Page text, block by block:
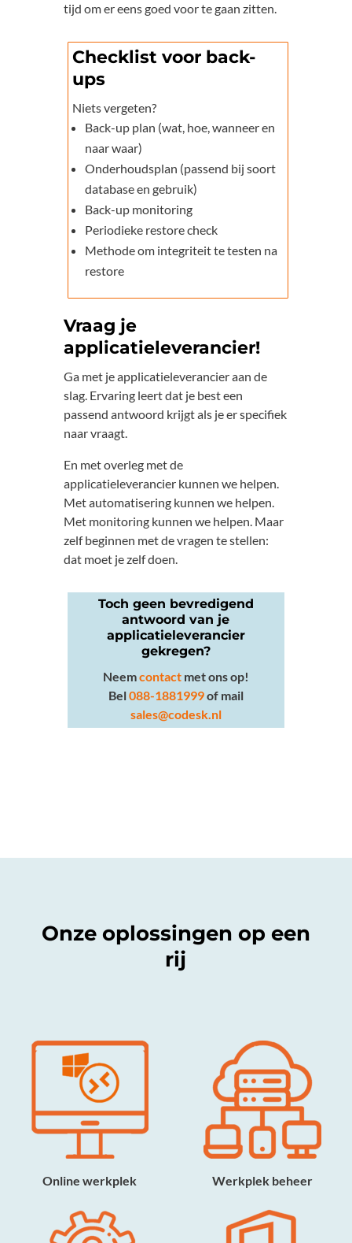
tijd om er eens goed voor te gaan zitten.
Checklist voor back-
ups
Niets vergeten?
Back-up plan (wat, hoe, wanneer en
naar waar)
Onderhoudsplan (passend bij soort
database en gebruik)
Back-up monitoring
Periodieke restore check
Methode om integriteit te testen na
restore
Vraag je
applicatieleverancier!
Ga met je applicatieleverancier aan de
slag. Ervaring leert dat je best een
passend antwoord krijgt als je er specifiek
naar vraagt.
En met overleg met de
applicatieleverancier kunnen we helpen.
Met automatisering kunnen we helpen.
Met monitoring kunnen we helpen. Maar
zelf beginnen met de vragen te stellen:
dat moet je zelf doen.
Toch geen bevredigend
antwoord van je
applicatieleverancier
gekregen?
Neemcontactmet ons op!
Bel088-1881999of mail
sales@codesk.nl
Onze oplossingen op een
rij
Online werkplek Werkplek beheer